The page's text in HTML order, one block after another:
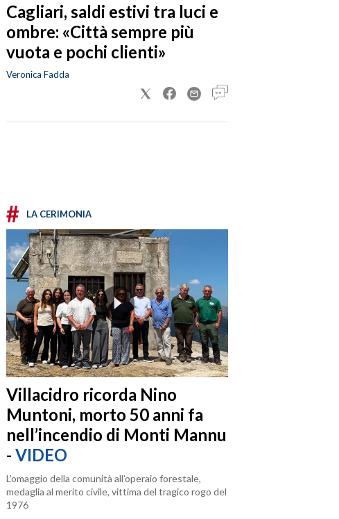
Cagliari, saldi estivi tra luci e
ombre: «Città sempre più
vuota e pochi clienti»
Veronica Fadda
# LA CERIMONIA
Villacidro ricorda Nino
Muntoni, morto 50 anni fa
nell’incendio di Monti Mannu
- VIDEO
L’omaggio della comunità all’operaio forestale,
medaglia al merito civile, vittima del tragico rogo del
1976